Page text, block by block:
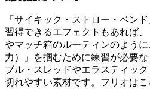
「サイキック・ストロー・ベン
習得できるエフェクトもあれば、
やマッチ箱のルーティンのよう
力）」を掴むために練習が必要
ブル・スレッドやエラスティッ
切れやすい素材です。フリオは